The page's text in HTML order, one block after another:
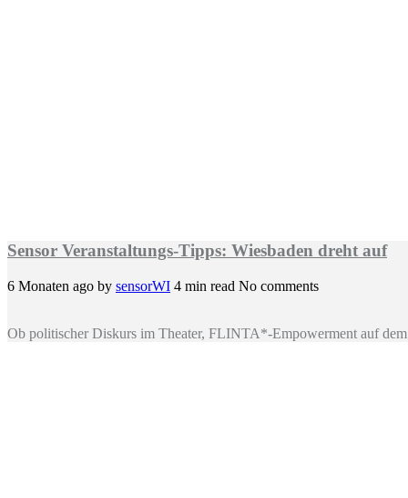
Sensor Veranstaltungs-Tipps: Wiesbaden dreht auf
6 Monaten ago by sensorWI 4 min read No comments
Ob politischer Diskurs im Theater, FLINTA*-Empowerment auf